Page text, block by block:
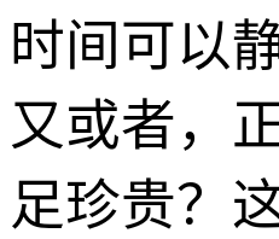
时间可以
又或者，
足珍贵？